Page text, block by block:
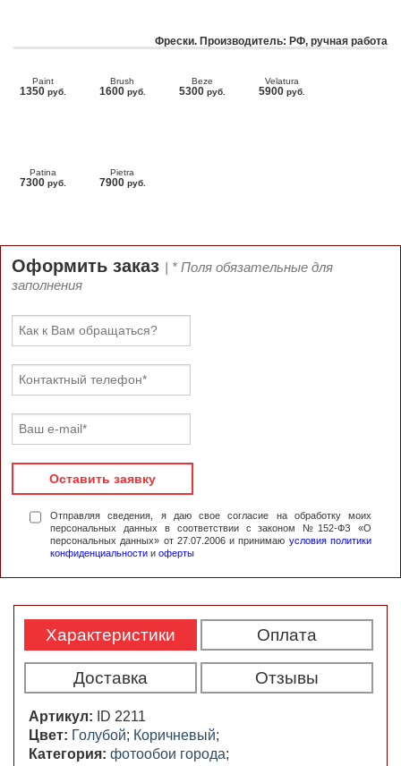
Фрески. Производитель: РФ, ручная работа
Paint
1350 руб.
Brush
1600 руб.
Beze
5300 руб.
Velatura
5900 руб.
Patina
7300 руб.
Pietra
7900 руб.
Оформить заказ | * Поля обязательные для
заполнения
Оставить заявку
Отправляя сведения, я даю свое согласие на обработку моих
персональных данных в соответствии с законом №152-ФЗ «О
персональных данных» от 27.07.2006 и принимаю условия политики
конфиденциальности и оферты
Характеристики Оплата
Доставка Отзывы
Артикул:
ID 2211
Цвет: Голубой; Коричневый;
Категория: фотообои города;